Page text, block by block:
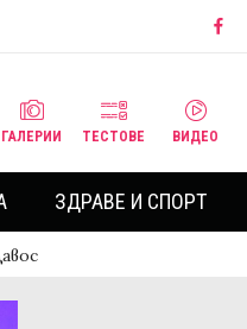
ГАЛЕРИИ ТЕСТОВЕ ВИДЕО
ЗДРАВЕ И СПОРТ